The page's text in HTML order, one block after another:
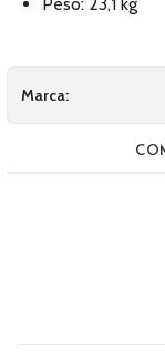
Marca: